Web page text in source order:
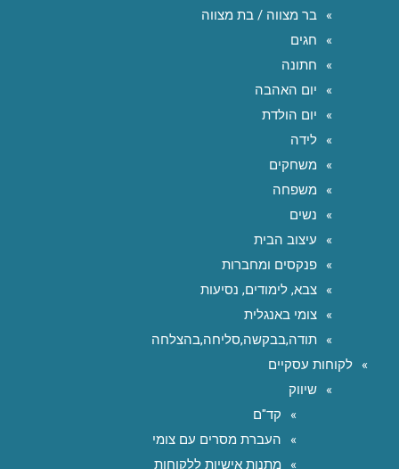
בר מצווה / בת מצווה
חגים
חתונה
יום האהבה
יום הולדת
לידה
משחקים
משפחה
נשים
עיצוב הבית
פנקסים ומחברות
צבא, לימודים, נסיעות
צומי באנגלית
תודה,בבקשה,סליחה,בהצלחה
לקוחות עסקיים
שיווק
קד"ם
העברת מסרים עם צומי
מתנות אישיות ללקוחות